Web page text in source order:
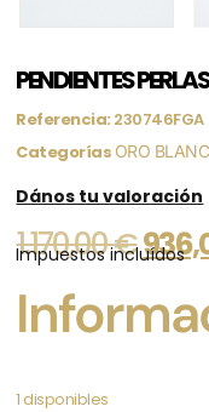
PENDIENTES
Referencia: 230746FGA
Categorías ORO
Dános tu valoración
1.170,00€
Impuestos incluídos
1 disponibles